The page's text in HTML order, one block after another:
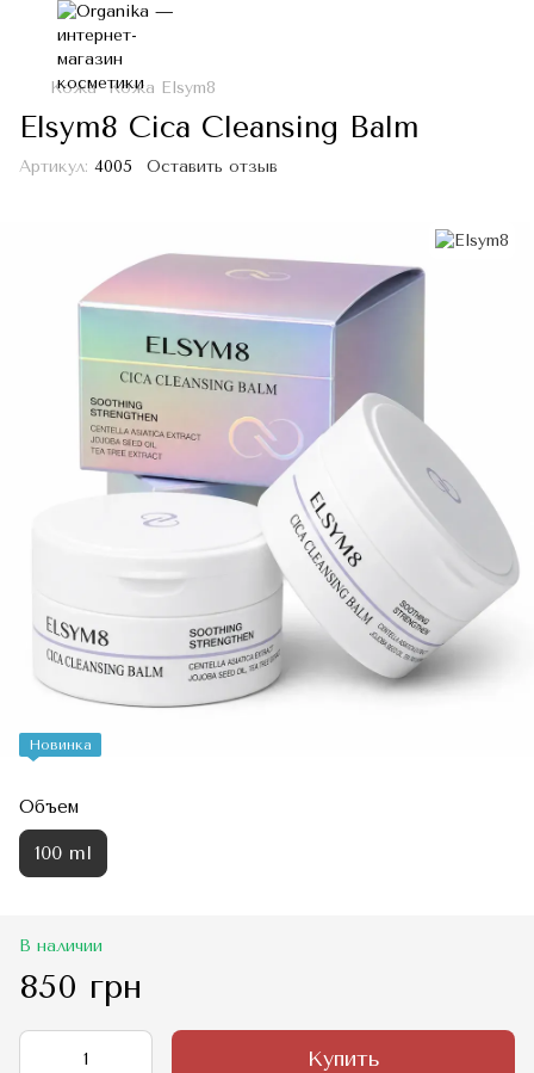
Кожа Кожа Elsym8
Elsym8 Cica Cleansing Balm
Артикул: 4005 Оставить отзыв
Новинка
Объем
100 ml
В наличии
850 грн
Купить